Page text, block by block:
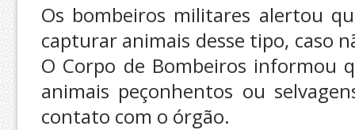
Os bombeiros militares alertou
capturar animais desse tipo, caso
O Corpo de Bombeiros informou
animais peçonhentos ou
contato com o órgão.